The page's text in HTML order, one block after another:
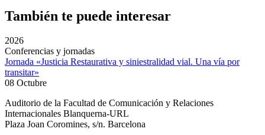
También te puede interesar
2026
Conferencias y jornadas
Jornada «Justicia Restaurativa y siniestralidad vial. Una vía por
transitar»
08 Octubre
Auditorio de la Facultad de Comunicación y Relaciones
Internacionales Blanquerna-URL
Plaza Joan Coromines, s/n. Barcelona